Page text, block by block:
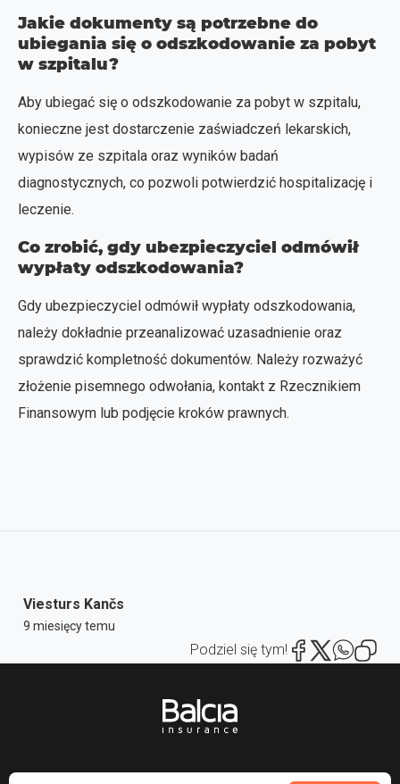
Jakie dokumenty są potrzebne do
ubiegania się o odszkodowanie za pobyt
w szpitalu?
Aby ubiegać się o odszkodowanie za pobyt w szpitalu,
konieczne jest dostarczenie zaświadczeń lekarskich,
wypisów ze szpitala oraz wyników badań
diagnostycznych, co pozwoli potwierdzić hospitalizację i
leczenie.
Co zrobić, gdy ubezpieczyciel odmówił
wypłaty odszkodowania?
Gdy ubezpieczyciel odmówił wypłaty odszkodowania,
należy dokładnie przeanalizować uzasadnienie oraz
sprawdzić kompletność dokumentów. Należy rozważyć
złożenie pisemnego odwołania, kontakt z Rzecznikiem
Finansowym lub podjęcie kroków prawnych.
Viesturs Kančs
9 miesięcy temu
Podziel się tym!